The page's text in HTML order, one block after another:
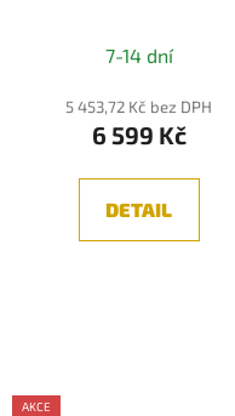
7-14 dní
5 453,72 Kč bez DPH
6 599 Kč
DETAIL
AKCE